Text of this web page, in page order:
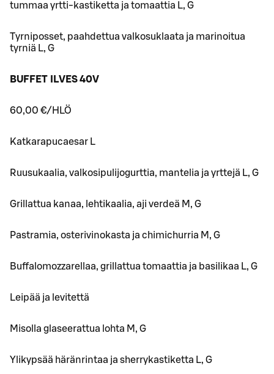
tummaa yrtti-kastiketta ja tomaattia L, G
Tyrniposset, paahdettua valkosuklaata ja marinoitua
tyrniä L, G
BUFFET ILVES 40V
60,00 €/HLÖ
Katkarapucaesar L
Ruusukaalia, valkosipulijogurttia, mantelia ja yrttejä L, G
Grillattua kanaa, lehtikaalia, aji verdeä M, G
Pastramia, osterivinokasta ja chimichurria M, G
Buffalomozzarellaa, grillattua tomaattia ja basilikaa L, G
Leipää ja levitettä
Misolla glaseerattua lohta M, G
Ylikypsää häränrintaa ja sherrykastiketta L, G